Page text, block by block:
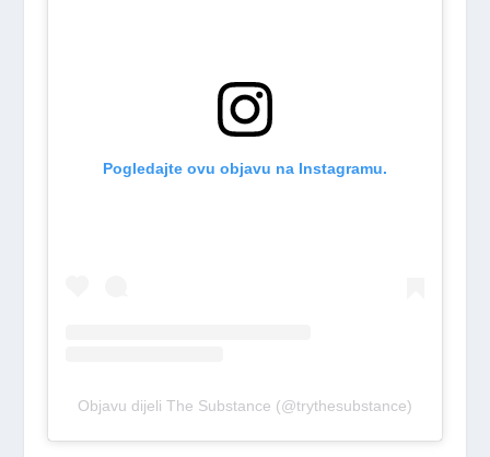
Pogledajte ovu objavu na Instagramu.
Objavu dijeli The Substance (@trythesubstance)